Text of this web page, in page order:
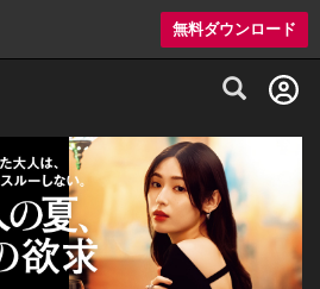
無料ダウンロード
グルメ情報・プレミアムレストラン予約